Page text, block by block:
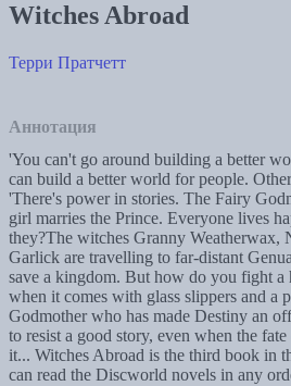
Witches Abroad
Терри Пратчетт
Аннотация
'You can't go around building a better
can build a better world for people.
'There's power in stories. The Fairy
girl marries the Prince. Everyone lives
they?The witches Granny Weatherwax,
Garlick are travelling to far-distant
save a kingdom. But how do you fight a
when it comes with glass slippers and a
Godmother who has made Destiny an
to resist a good story, even when the
it... Witches Abroad is the third book in
can read the Discworld novels in any